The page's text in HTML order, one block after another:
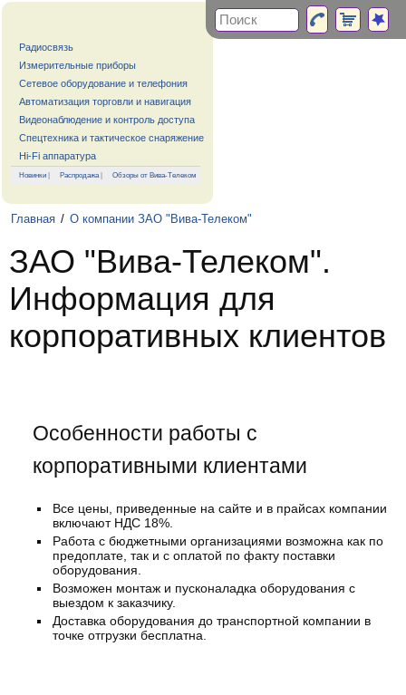
Радиосвязь
Измерительные приборы
Сетевое оборудование и телефония
Автоматизация торговли и навигация
Видеонаблюдение и контроль доступа
Спецтехника и тактическое снаряжение
Hi-Fi аппаратура
Новинки | Распродажа| Обзоры от Вива-Телеком
Главная / О компании ЗАО "Вива-Телеком"
ЗАО "Вива-Телеком".
Информация для
корпоративных клиентов
Особенности работы с
корпоративными клиентами
Все цены, приведенные на сайте и в прайсах компании
включают НДС 18%.
Работа с бюджетными организациями возможна как по
предоплате, так и с оплатой по факту поставки
оборудования.
Возможен монтаж и пусконаладка оборудования с
выездом к заказчику.
Доставка оборудования до транспортной компании в
точке отгрузки бесплатна.